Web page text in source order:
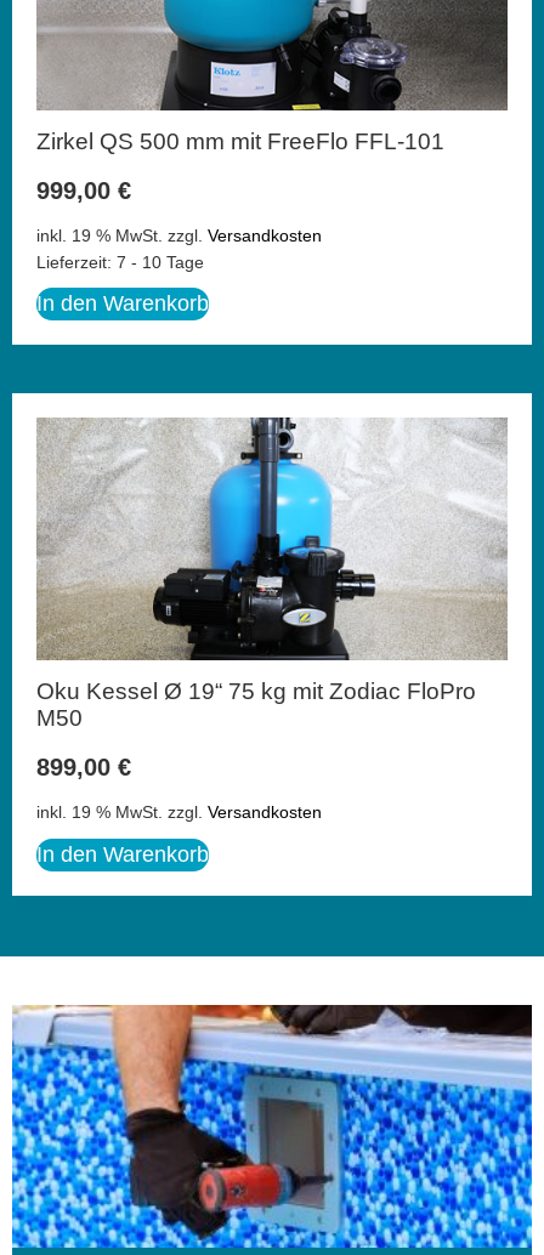
Zirkel QS 500 mm mit FreeFlo FFL-101
999,00 €
inkl. 19 % MwSt. zzgl. Versandkosten
Lieferzeit: 7 - 10 Tage
In den Warenkorb
Oku Kessel Ø 19“ 75 kg mit Zodiac FloPro
M50
899,00 €
inkl. 19 % MwSt. zzgl. Versandkosten
In den Warenkorb